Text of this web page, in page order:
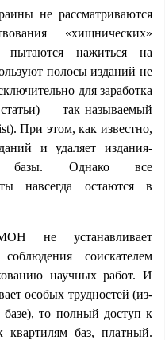
не рассматриваются
«хищнических»
пытаются нажиться на
полосы изданий не
для заработка
— так называемый
При этом, как известно,
и удаляет издания-
базы. Однако все
навсегда остаются в
не устанавливает
соискателем
научных работ. И
особых трудностей (из-
базе), то полный доступ к
баз, платный.